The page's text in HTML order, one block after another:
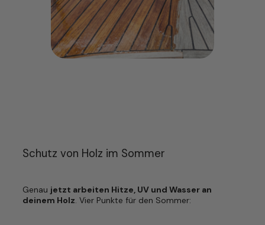
Schutz von Holz im Sommer
Genau jetzt arbeiten Hitze, UV und Wasser an
deinem Holz. Vier Punkte für den Sommer: